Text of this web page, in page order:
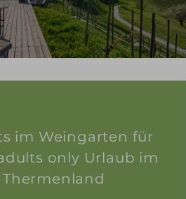
im Weingarten für
only Urlaub im
Thermenland